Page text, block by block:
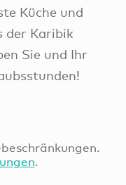
Küche und
der Karibik
Sie und Ihr
.